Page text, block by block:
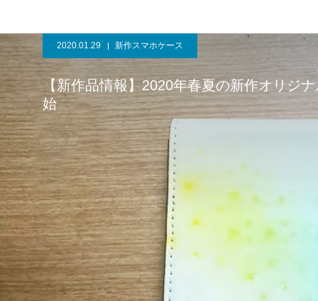
2020.01.29 新作スマホケース
【新作品情報】2020年春夏の新作オリジ
始